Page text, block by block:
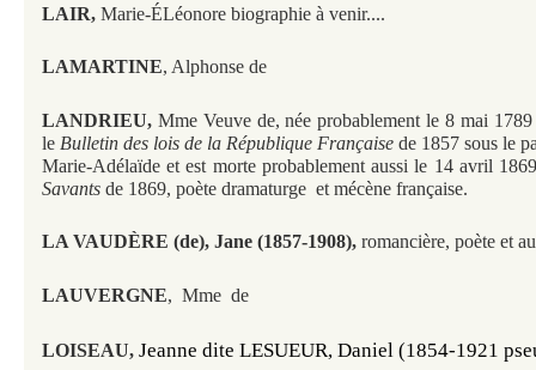
LAIR, Marie-ÉLéonore biographie à venir....
LAMARTINE, Alphonse de
LANDRIEU, Mme Veuve de, née probablement le 8 mai
le Bulletin des lois de la République Française de 1857 sous le
Marie-Adélaïde et est morte probablement aussi le 14 avril
Savants de 1869, poète dramaturge et mécène française.
LA VAUDÈRE (de), Jane (1857-1908), romancière, poète et
LAUVERGNE, Mme de
LOISEAU, Jeanne dite LESUEUR, Daniel (1854-1921